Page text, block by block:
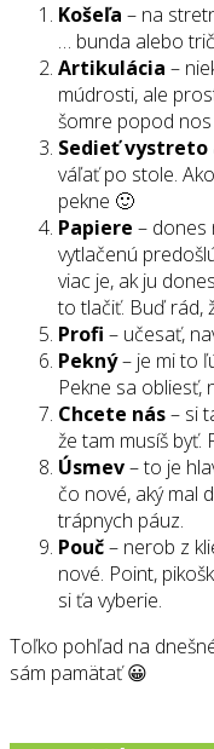
Košeľa – na
… bunda alebo
Artikulácia –
múdrosti, ale
šomre popod
Sedieť vystreto
váľať po stole.
pekne 🙂
Papiere – dones
vytlačenú
viac je, ak ju
to tlačiť. Buď rád,
Profi – učesať,
Pekný– je mi to
Pekne sa obliesť,
Chcete nás– si
že tam musíš byť.
Úsmev– to je
čo nové, aký mal
trápnych páuz.
Pouč– nerob z
nové. Point,
si ťa vyberie.
Toľko pohľad na
sám pamätať 😀